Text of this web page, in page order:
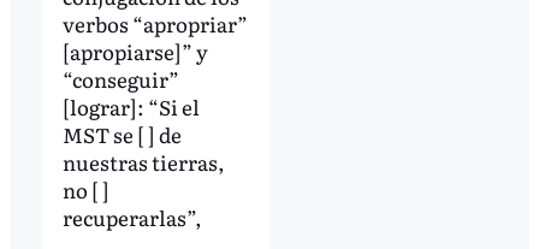
verbos “apropriar”
[apropiarse]” y
“conseguir”
[lograr]: “Si el
MST se [ ] de
nuestras tierras,
no [ ]
recuperarlas”,